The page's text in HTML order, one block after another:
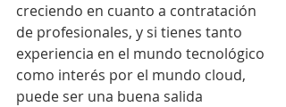
creciendo en cuanto a contratación
de profesionales, y si tienes tanto
experiencia en el mundo tecnológico
como interés por el mundo cloud,
puede ser una buena salida